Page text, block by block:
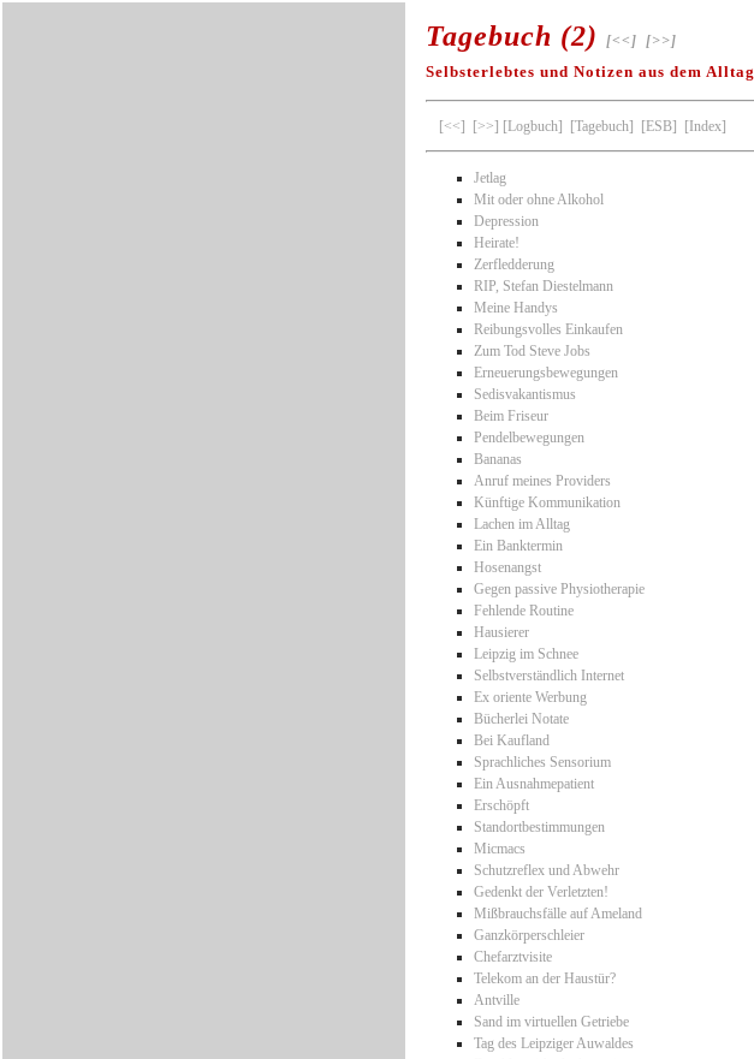
Tagebuch (2) [<<] [>>]
Selbsterlebtes und Notizen aus dem Alltag
[<<] [>>] [Logbuch] [Tagebuch] [ESB] [Index]
Jetlag
Mit oder ohne Alkohol
Depression
Heirate!
Zerfledderung
RIP, Stefan Diestelmann
Meine Handys
Reibungsvolles Einkaufen
Zum Tod Steve Jobs
Erneuerungsbewegungen
Sedisvakantismus
Beim Friseur
Pendelbewegungen
Bananas
Anruf meines Providers
Künftige Kommunikation
Lachen im Alltag
Ein Banktermin
Hosenangst
Gegen passive Physiotherapie
Fehlende Routine
Hausierer
Leipzig im Schnee
Selbstverständlich Internet
Ex oriente Werbung
Bücherlei Notate
Bei Kaufland
Sprachliches Sensorium
Ein Ausnahmepatient
Erschöpft
Standortbestimmungen
Micmacs
Schutzreflex und Abwehr
Gedenkt der Verletzten!
Mißbrauchsfälle auf Ameland
Ganzkörperschleier
Chefarztvisite
Telekom an der Haustür?
Antville
Sand im virtuellen Getriebe
Tag des Leipziger Auwaldes